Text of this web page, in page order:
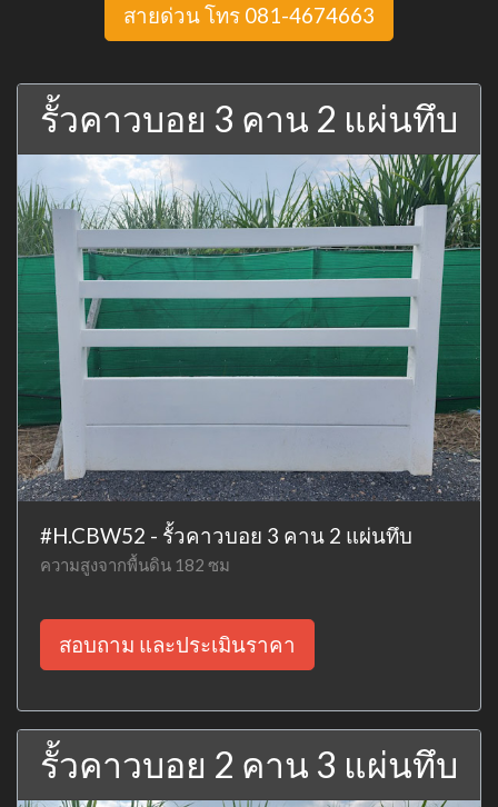
สายด่วน โทร 081-4674663
รั้วคาวบอย 3 คาน 2 แผ่นทึบ
#H.CBW52 - รั้วคาวบอย 3 คาน 2 แผ่นทึบ
ความสูงจากพื้นดิน 182 ซม
สอบถาม และประเมินราคา
รั้วคาวบอย 2 คาน 3 แผ่นทึบ